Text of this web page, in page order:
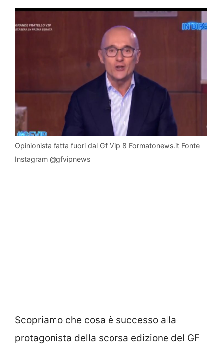
Opinionista fatta fuori dal Gf Vip 8 Formatonews.it Fonte
Instagram @gfvipnews
Scopriamo che cosa è successo alla
protagonista della scorsa edizione del GF